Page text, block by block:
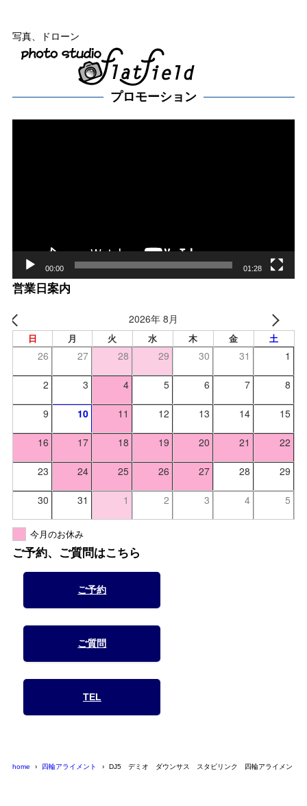
写真、ドローン
プロモーション
00:00 01:28
営業日案内
2026年 8月
日 月 火 水 木 金 土
26 27 28 29 30 31 1
2 3 4 5 6 7 8
9 10 11 12 13 14 15
16 17 18 19 20 21 22
23 24 25 26 27 28 29
30 31 1 2 3 4 5
今月のお休み
ご予約、ご質問はこちら
ご予約
ご質問
TEL
home 四輪アライメント DJ5 デミオ ダウンサス スタビリンク 四輪アライメント